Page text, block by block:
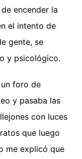
encender la
el intento de
gente, se
y psicológico.
foro de
y pasaba las
con luces
que luego
me explicó que